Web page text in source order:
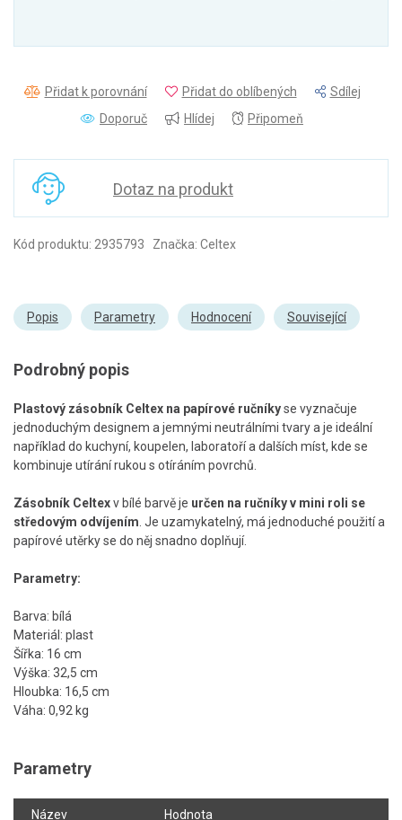
Přidat k porovnání Přidat do oblíbených
Sdílej
Doporuč
Hlídej Připomeň
Dotaz na produkt
Kód produktu: 2935793 Značka: Celtex
Popis Parametry Hodnocení Související
Podrobný popis
Plastový zásobník Celtex na papírové ručníkyse vyznačuje
jednoduchým designem a jemnými neutrálními tvary a je ideální
například do kuchyní, koupelen, laboratoří a dalších míst, kde se
kombinuje utírání rukou s otíráním povrchů.
Zásobník Celtexv bílé barvě je určen na ručníky v mini roli se
středovým odvíjením . Je uzamykatelný, má jednoduché použití a
papírové utěrky se do něj snadno doplňují.
Parametry:
Barva: bílá
Materiál: plast
Šířka: 16 cm
Výška: 32,5 cm
Hloubka: 16,5 cm
Váha: 0,92 kg
Parametry
Název Hodnota